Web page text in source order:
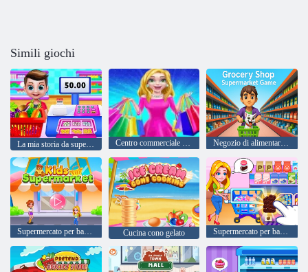
Simili giochi
La mia storia da supermercato Centro commerciale per famiglie Negozio di alimentari: gioco del supermercato
Supermercato per bambini Cucina cono gelato Supermercato per bambini